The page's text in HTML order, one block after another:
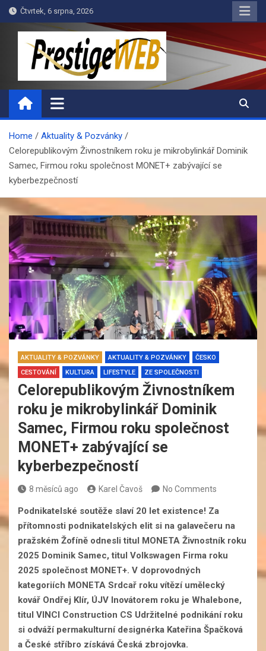
Skip
to
Čtvrtek, 6 srpna, 2026
PrestigeWEB
Home
Aktuality & Pozvánky
Celorepublikovým Živnostníkem roku je mikrobylinkář Dominik
Samec, Firmou roku společnost MONET+ zabývající se
kyberbezpečností
AKTUALITY & POZVÁNKY AKTUALITY & POZVÁNKY
ČESKO
CESTOVÁNÍ
KULTURA LIFESTYLE ZE SPOLEČNOSTI
Celorepublikovým Živnostníkem
roku je mikrobylinkář Dominik
Samec, Firmou roku společnost
MONET+ zabývající se
kyberbezpečností
8 měsíců ago Karel Čavoš No Comments
Podnikatelské soutěže slaví 20 let existence! Za
přítomnosti podnikatelských elit si na galavečeru na
pražském Žofíně odnesli titul MONETA Živnostník roku
2025 Dominik Samec, titul Volkswagen Firma roku
2025 společnost MONET+. V doprovodných
kategoriích MONETA Srdcař roku vítězí umělecký
kovář Ondřej Klír, ÚJV Inovátorem roku je Whalebone,
titul VINCI Construction CS Udržitelné podnikání roku
si odváží permakulturní designérka Kateřina Špačková
a České stříbro získává Česká zbrojovka.